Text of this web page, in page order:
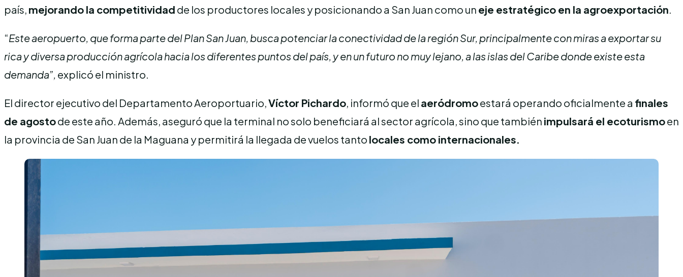
país, mejorando la competitividad de los productores locales y posicionando a San Juan como un eje estratégico en la agroexportación.
“Este aeropuerto, que forma parte del Plan San Juan, busca potenciar la conectividad de la región Sur, principalmente con miras a exportar su
rica y diversa producción agrícola hacia los diferentes puntos del país, y en un futuro no muy lejano, a las islas del Caribe donde existe esta
demanda”, explicó el ministro.
El director ejecutivo del Departamento Aeroportuario, Víctor Pichardo, informó que el aeródromoestará operando oficialmente a finales
de agostode este año. Además, aseguró que la terminal no solo beneficiará al sector agrícola, sino que también impulsará el ecoturismoen
la provincia de San Juan de la Maguana y permitirá la llegada de vuelos tanto locales como internacionales.